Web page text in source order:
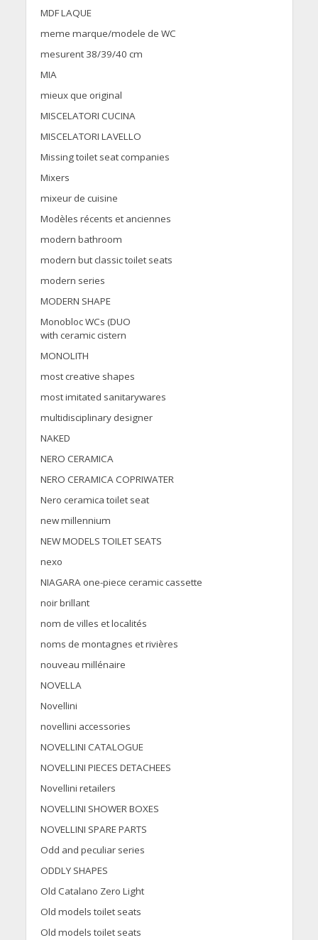
MDF LAQUE
meme marque/modele de WC
mesurent 38/39/40 cm
MIA
mieux que original
MISCELATORI CUCINA
MISCELATORI LAVELLO
Missing toilet seat companies
Mixers
mixeur de cuisine
Modèles récents et anciennes
modern bathroom
modern but classic toilet seats
modern series
MODERN SHAPE
Monobloc WCs (DUO
with ceramic cistern
MONOLITH
most creative shapes
most imitated sanitarywares
multidisciplinary designer
NAKED
NERO CERAMICA
NERO CERAMICA COPRIWATER
Nero ceramica toilet seat
new millennium
NEW MODELS TOILET SEATS
nexo
NIAGARA one-piece ceramic cassette
noir brillant
nom de villes et localités
noms de montagnes et rivières
nouveau millénaire
NOVELLA
Novellini
novellini accessories
NOVELLINI CATALOGUE
NOVELLINI PIECES DETACHEES
Novellini retailers
NOVELLINI SHOWER BOXES
NOVELLINI SPARE PARTS
Odd and peculiar series
ODDLY SHAPES
Old Catalano Zero Light
Old models toilet seats
Old models toilet seats